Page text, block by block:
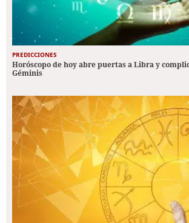
PREDICCIONES
Horóscopo de hoy abre puertas a Libra y
Géminis